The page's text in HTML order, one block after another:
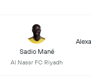
Sadio Mané
Al Nassr FC Riyadh